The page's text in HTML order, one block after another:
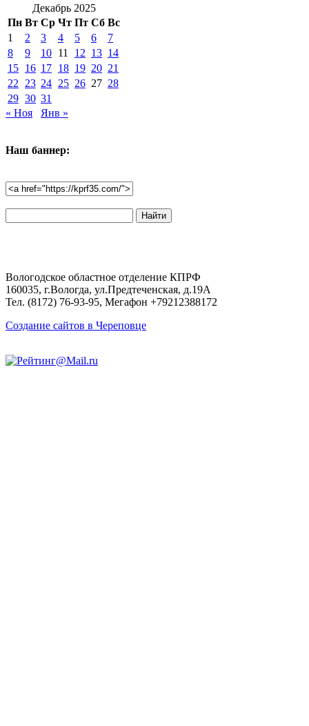
Декабрь 2025
Пн Вт Ср Чт Пт Сб Вс
1
2 3 4 5 6
7
8
9 10 11 12 13 14
15 16 17 18 19 20 21
22
23 24 25 26 27 28
29 30 31
« Ноя
Янв »
Наш баннер:
по
Вологодское областное отделение КПРФ
160035, г.Вологда, ул.Предтеченская, д.19А
Тел. (8172) 76-93-95, Мегафон +79212388172
Создание сайтов в Череповце